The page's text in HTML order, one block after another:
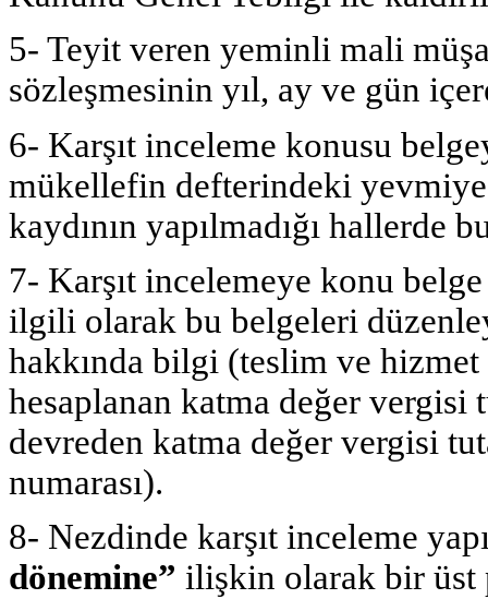
5- Teyit veren yeminli mali
sözleşmesinin yıl, ay ve gün
6- Karşıt inceleme konusu
mükellefin defterindeki yevmiye
kaydının yapılmadığı hallerde
7- Karşıt incelemeye konu
ilgili olarak bu belgeleri
hakkında bilgi (teslim ve hizmet
hesaplanan katma değer vergisi
devreden katma değer vergisi
numarası).
8- Nezdinde karşıt inceleme
dönemine” ilişkin olarak bir üst